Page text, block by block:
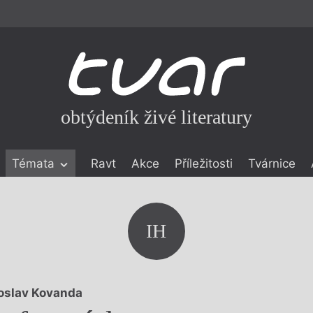
obtýdeník živé literatury
Témata Ravt Akce Příležitosti Tvárnice
IH
Kovanda